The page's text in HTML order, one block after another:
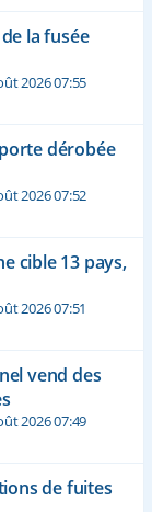
la fusée
2026 07:55
dérobée
2026 07:52
cible 13 pays,
2026 07:51
vend des
2026 07:49
de fuites